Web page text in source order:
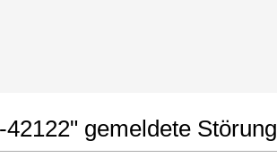
gemeldete Störung